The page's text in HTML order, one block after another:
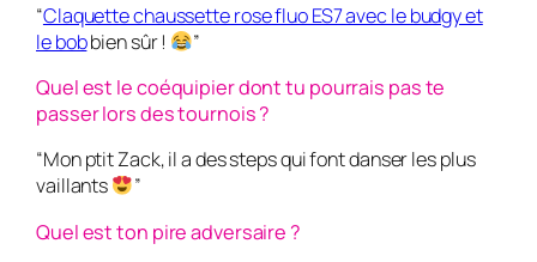
“Claquette chaussette rose fluo ES7 avec le budgy et
le bobbien sûr !
”
Quel est le coéquipier dont tu pourrais pas te
passer lors des tournois ?
“Mon ptit Zack, il a des steps qui font danser les plus
vaillants
”
Quel est ton pire adversaire ?